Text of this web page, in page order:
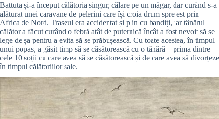
Battuta și-a început călătoria singur, călare pe un măgar, dar curând s-a
alăturat unei caravane de pelerini care își croia drum spre est prin
Africa de Nord. Traseul era accidentat și plin cu bandiți, iar tânărul
călător a făcut curând o febră atât de puternică încât a fost nevoit să se
lege de șa pentru a evita să se prăbușească. Cu toate acestea, în timpul
unui popas, a găsit timp să se căsătorească cu o tânără – prima dintre
cele 10 soții cu care avea să se căsătorească și de care avea să divorțeze
în timpul călătoriilor sale.